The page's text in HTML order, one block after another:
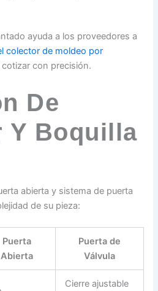
ayuda a los proveedores a
colector de moldeo por
con precisión.
De
Y Boquilla
abierta y sistema de puerta
de su pieza:
Puerta
Abierta
Puerta de
Válvula
Cierre ajustable